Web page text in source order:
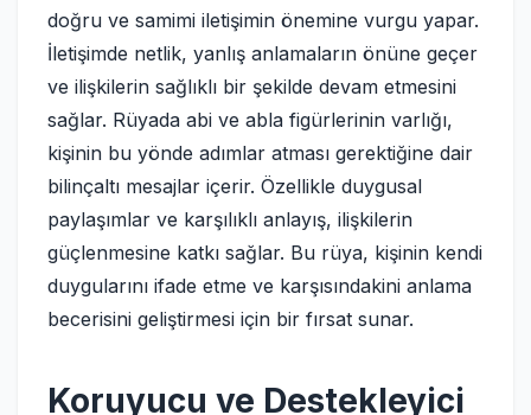
doğru ve samimi iletişimin önemine vurgu yapar.
İletişimde netlik, yanlış anlamaların önüne geçer
ve ilişkilerin sağlıklı bir şekilde devam etmesini
sağlar. Rüyada abi ve abla figürlerinin varlığı,
kişinin bu yönde adımlar atması gerektiğine dair
bilinçaltı mesajlar içerir. Özellikle duygusal
paylaşımlar ve karşılıklı anlayış, ilişkilerin
güçlenmesine katkı sağlar. Bu rüya, kişinin kendi
duygularını ifade etme ve karşısındakini anlama
becerisini geliştirmesi için bir fırsat sunar.
Koruyucu ve Destekleyici